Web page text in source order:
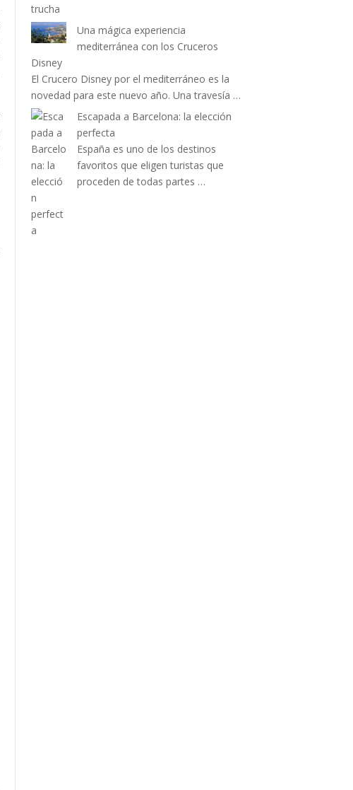
Una mágica experiencia
mediterránea con los Cruceros
Disney
El Crucero Disney por el mediterráneo es la
novedad para este nuevo año. Una travesía …
Escapada a Barcelona: la elección
perfecta
España es uno de los destinos
favoritos que eligen turistas que
proceden de todas partes …